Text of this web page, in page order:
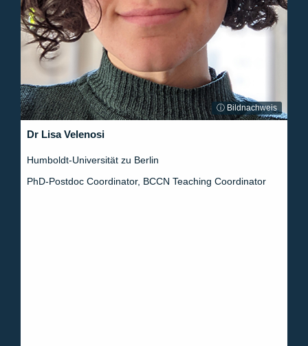
ⓘ Bildnachweis
Dr Lisa Velenosi
Humboldt-Universität zu Berlin
PhD-Postdoc Coordinator, BCCN Teaching Coordinator